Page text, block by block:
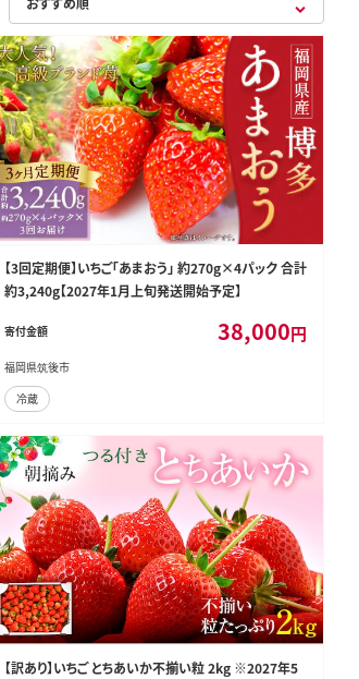
【3回定期便】いちご「あまおう」 約270g×4パック 合計
約3,240g【2027年1月上旬発送開始予定】
寄付金額 38,000円
福岡県筑後市
冷蔵
【訳あり】いちご とちあいか不揃い粒 2kg ※2027年5